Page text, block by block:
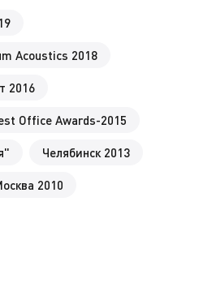
Acoustics 2018
2016
Office Awards-2015
Челябинск 2013
2010